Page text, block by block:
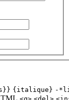
{italique} -
<q> <del>